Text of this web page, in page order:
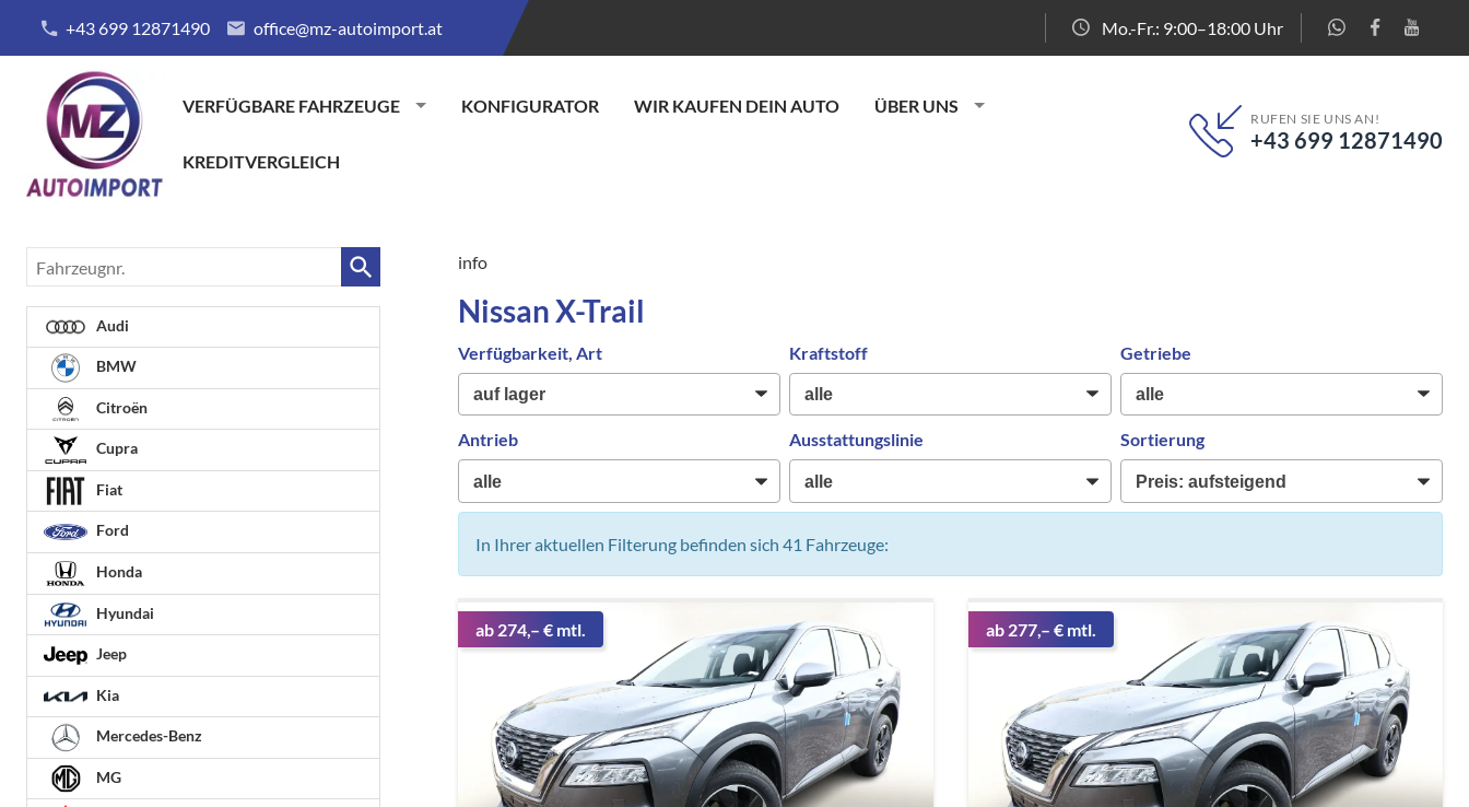
+43 699 12871490 office@mz-autoimport.at Mo.-Fr.: 9:00–18:00 Uhr
VERFÜGBARE FAHRZEUGE KONFIGURATOR WIR KAUFEN DEIN AUTO ÜBER UNS
KREDITVERGLEICH
RUFEN SIE UNS AN!
+43 699 12871490
info
Nissan X-Trail
Verfügbarkeit, Art Kraftstoff Getriebe
Antrieb Ausstattungslinie Sortierung
In Ihrer aktuellen Filterung befinden sich41 Fahrzeuge:
ab 274,– € mtl. ab 277,– € mtl.
Fahrzeugnr.
Audi
BMW
Citroën
Cupra
Fiat
Ford
Honda
Hyundai
Jeep
Kia
Mercedes-Benz
MG